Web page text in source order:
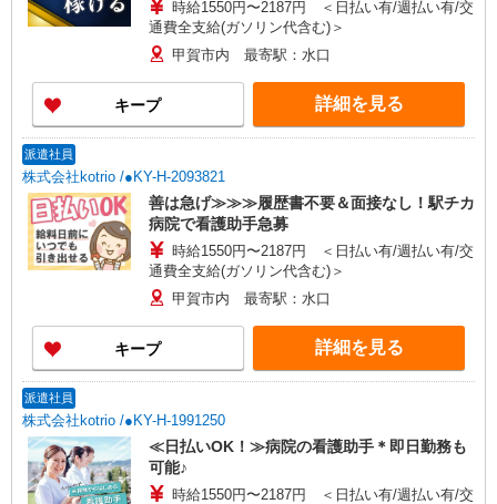
時給1550円〜2187円 ＜日払い有/週払い有/交
通費全支給(ガソリン代含む)＞
甲賀市内 最寄駅：水口
キープ 詳細を見る
派遣社員
株式会社kotrio /●KY-H-2093821
善は急げ≫≫≫履歴書不要＆面接なし！駅チカ
病院で看護助手急募
時給1550円〜2187円 ＜日払い有/週払い有/交
通費全支給(ガソリン代含む)＞
甲賀市内 最寄駅：水口
キープ 詳細を見る
派遣社員
株式会社kotrio /●KY-H-1991250
≪日払いOK！≫病院の看護助手＊即日勤務も
可能♪
時給1550円〜2187円 ＜日払い有/週払い有/交